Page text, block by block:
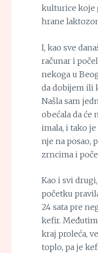
kulturice koje
hrane
I, kao sve
računar i
nekoga u
da dobijem ili
Našla sam
obećala da će
imala, i tako
nje na posao,
zrncima i
Kao i svi
početku
24 sata pre
kefir.
kraj proleća,
toplo, pa je